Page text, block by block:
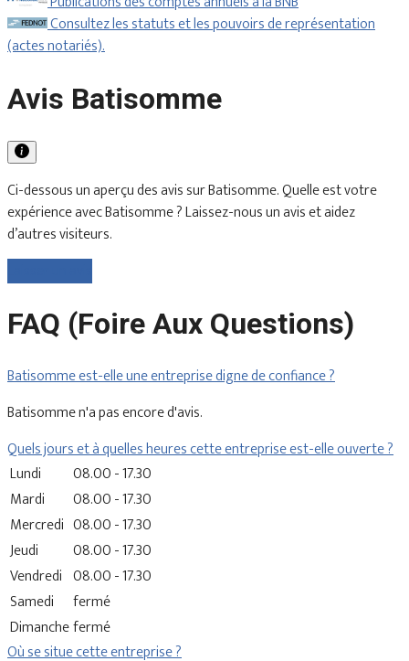
Consultez les statuts et les pouvoirs de représentation
(actes notariés).
Avis Batisomme
Ci-dessous un aperçu des avis sur Batisomme. Quelle est votre
expérience avec Batisomme ? Laissez-nous un avis et aidez
d’autres visiteurs.
FAQ (Foire Aux Questions)
Batisomme est-elle une entreprise digne de confiance ?
Batisomme n'a pas encore d'avis.
Quels jours et à quelles heures cette entreprise est-elle ouverte ?
Lundi
08.00 - 17.30
Mardi
08.00 - 17.30
Mercredi 08.00 - 17.30
Jeudi
08.00 - 17.30
Vendredi 08.00 - 17.30
Samedi
fermé
Dimanchefermé
Où se situe cette entreprise ?